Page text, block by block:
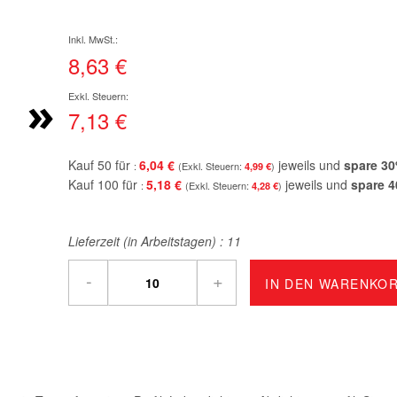
»
8,63 €
7,13 €
Kauf 50 für 6,04 € 4,99 € jeweils und spare 30
Kauf 100 für 5,18 € 4,28 € jeweils und spare
Lieferzeit (in Arbeitstagen) : 11
- + IN DEN